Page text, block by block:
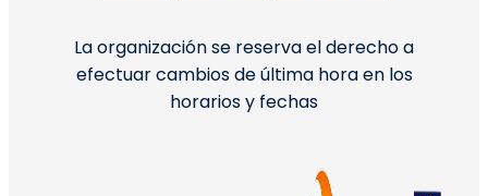
La organización se reserva el derecho a
efectuar cambios de última hora en los
horarios y fechas